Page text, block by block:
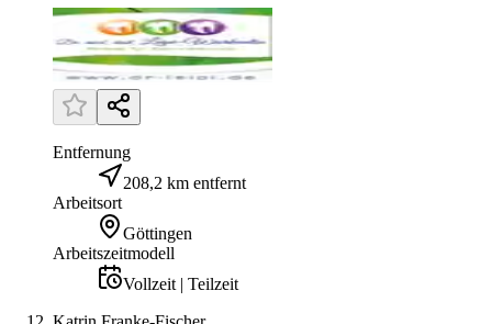
Entfernung
208,2 km entfernt
Arbeitsort
Göttingen
Arbeitszeitmodell
Vollzeit | Teilzeit